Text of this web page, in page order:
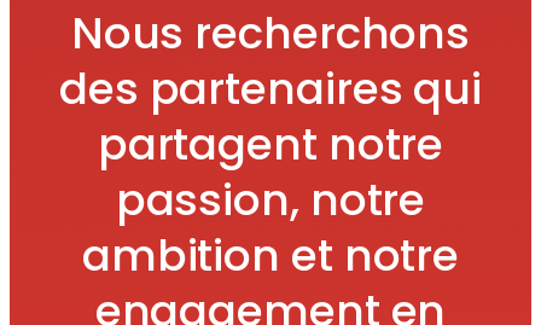
Nous recherchons
des partenaires qui
partagent notre
passion, notre
ambition et notre
engagement en